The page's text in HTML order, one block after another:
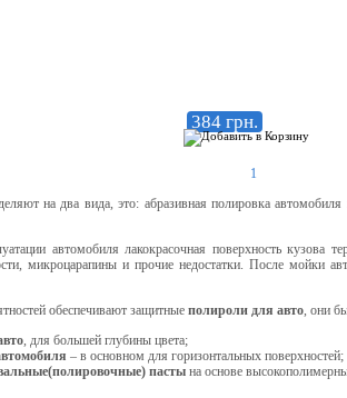
384 грн.
1
на два вида, это: абразивная полировка
автомобиля лакокрасочная поверхность кузова
микроцарапины и прочие недостатки. После мойки
обеспечивают защитные полироли для авто, они
, для большей глубины цвета;
– в основном для горизонтальных поверхностей;
пастына основе